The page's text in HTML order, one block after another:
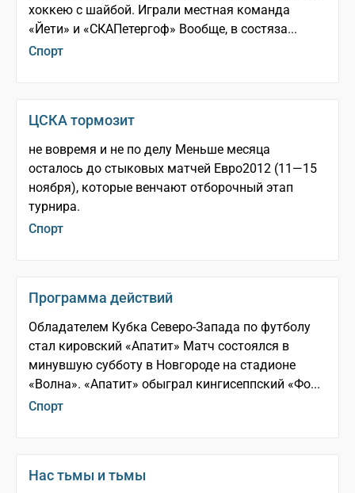
хоккею с шайбой. Играли местная команда
«Йети» и «СКА­Петергоф» Вообще, в состяза...
Спорт
ЦСКА тормозит
не вовремя и не по делу Меньше месяца
осталось до стыковых матчей Евро­2012 (11—15
ноября), которые венчают отборочный этап
турнира.
Спорт
Программа действий
Обладателем Кубка Северо­-Запада по футболу
стал кировский «Апатит» Матч состоялся в
минувшую субботу в Новгороде на стадионе
«Волна». «Апатит» обыграл кингисеппский «Фо...
Спорт
Нас тьмы и тьмы